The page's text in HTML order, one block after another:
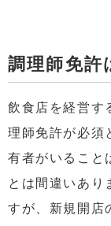
調理師免許
飲食店を経営す
理師免許が必須
有者がいること
とは間違いあり
すが、新規開店